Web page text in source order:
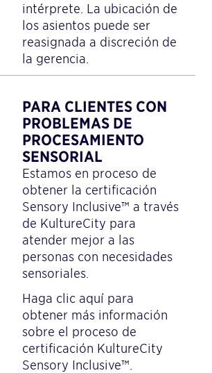
intérprete. La ubicación de
los asientos puede ser
reasignada a discreción de
la gerencia.
PARA CLIENTES CON
PROBLEMAS DE
PROCESAMIENTO
SENSORIAL
Estamos en proceso de
obtener la certificación
Sensory Inclusive™ a través
de KultureCity para
atender mejor a las
personas con necesidades
sensoriales.
Haga clic aquí para
obtener más información
sobre el proceso de
certificación KultureCity
Sensory Inclusive™.